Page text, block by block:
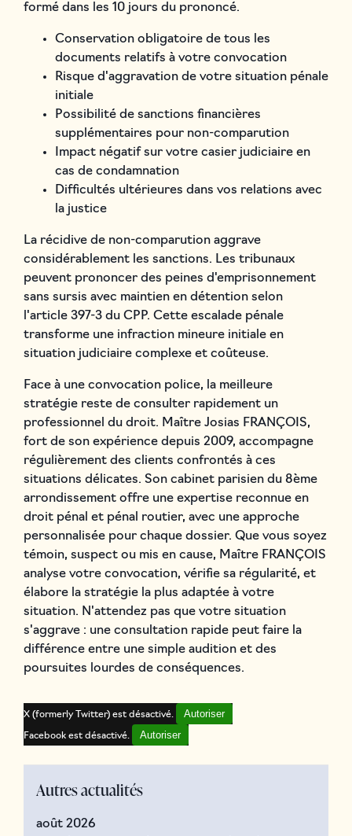
formé dans les 10 jours du prononcé.
Conservation obligatoire de tous les
documents relatifs à votre convocation
Risque d'aggravation de votre situation pénale
initiale
Possibilité de sanctions financières
supplémentaires pour non-comparution
Impact négatif sur votre casier judiciaire en
cas de condamnation
Difficultés ultérieures dans vos relations avec
la justice
La récidive de non-comparution aggrave
considérablement les sanctions. Les tribunaux
peuvent prononcer des peines d'emprisonnement
sans sursis avec maintien en détention selon
l'article 397-3 du CPP. Cette escalade pénale
transforme une infraction mineure initiale en
situation judiciaire complexe et coûteuse.
Face à une convocation police, la meilleure
stratégie reste de consulter rapidement un
professionnel du droit. Maître Josias FRANÇOIS,
fort de son expérience depuis 2009, accompagne
régulièrement des clients confrontés à ces
situations délicates. Son cabinet parisien du 8ème
arrondissement offre une expertise reconnue en
droit pénal et pénal routier, avec une approche
personnalisée pour chaque dossier. Que vous soyez
témoin, suspect ou mis en cause, Maître FRANÇOIS
analyse votre convocation, vérifie sa régularité, et
élabore la stratégie la plus adaptée à votre
situation. N'attendez pas que votre situation
s'aggrave : une consultation rapide peut faire la
différence entre une simple audition et des
poursuites lourdes de conséquences.
X (formerly Twitter) est désactivé. Autoriser
Facebook est désactivé. Autoriser
Autres actualités
août 2026